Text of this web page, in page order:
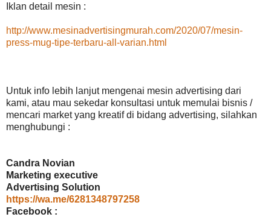
Iklan detail mesin :
http://www.mesinadvertisingmurah.com/2020/07/mesin-
press-mug-tipe-terbaru-all-varian.html
Untuk info lebih lanjut mengenai mesin advertising dari
kami, atau mau sekedar konsultasi untuk memulai bisnis /
mencari market yang kreatif di bidang advertising, silahkan
menghubungi :
Candra Novian
Marketing executive
Advertising Solution
https://wa.me/6281348797258
Facebook :